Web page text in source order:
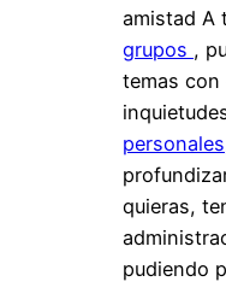
amistad A
grupos ,
temas con
quieras,
pudiendo